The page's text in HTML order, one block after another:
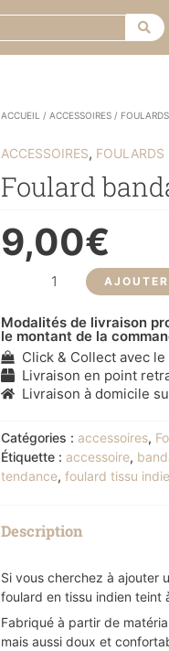
ACCUEIL /ACCESSOIRES /
ACCESSOIRES, FOULARDS
Foulard
9,00€
quantité
Foulard
bandana
indien
bleu
Modalités de livraison
le montant de la
Click & Collect avec
Livraison en point
Livraison à domicile
Catégories : accessoires,
Étiquette : accessoire,
tendance,foulard tissu
Description
Si vous cherchez à ajouter
foulard en tissu indien teint
Fabriqué à partir de
mais aussi doux et